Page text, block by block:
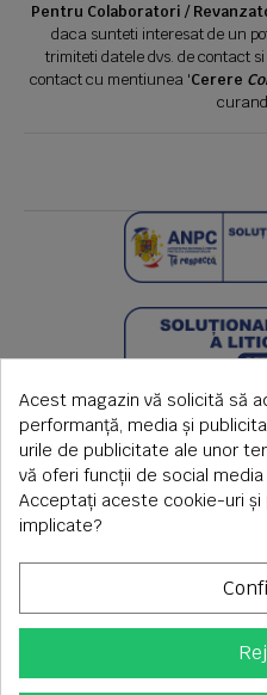
Pentru Colaboratori /
daca sunteti interesat de un
trimiteti datele dvs. de contact
contact cu mentiunea 'Cerere
Copyright © 2026 S.C. Rimi
CUI: RO1824566
Acest magazin vă solicită să
performanță, media și
urile de publicitate ale unor
vă oferi funcții de social
Acceptați aceste cookie-uri
implicate?